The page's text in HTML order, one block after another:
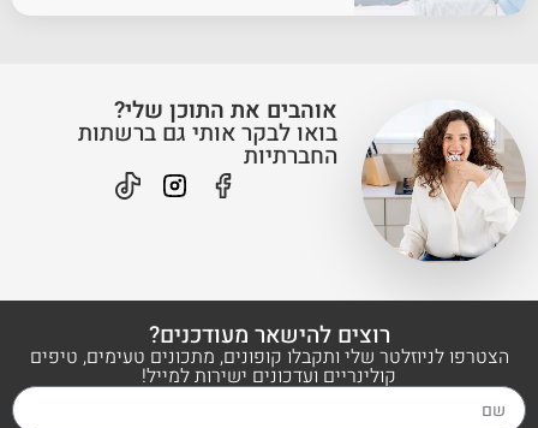
אוהבים את התוכן שלי?
בואו לבקר אותי גם ברשתות
החברתיות
רוצים להישאר מעודכנים?
הצטרפו לניוזלטר שלי ותקבלו קופונים, מתכונים טעימים, טיפים
קולינריים ועדכונים ישירות למייל!